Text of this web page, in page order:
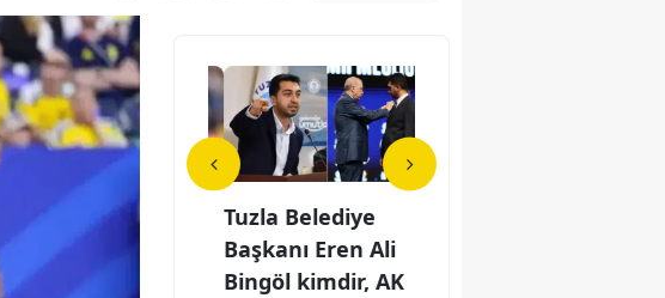
Fenerbahçe'den
İrfan Can Kahveci
iddialarına net
Tuzla Belediye
Başkanı Eren Ali
Bingöl kimdir, AK